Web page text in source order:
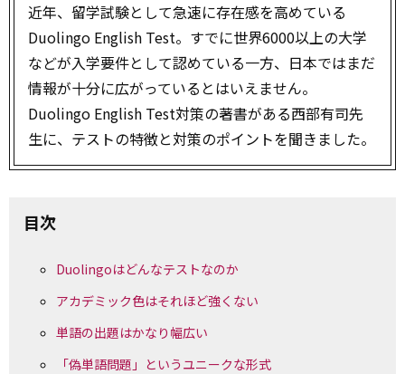
近年、留学試験として急速に存在感を高めている
Duolingo English Test。すでに世界6000以上の大学
などが入学要件として認めている一方、日本ではまだ
情報が十分に広がっているとはいえません。
Duolingo English Test対策の著書がある西部有司先
生に、テストの特徴と対策のポイントを聞きました。
目次
Duolingoはどんなテストなのか
アカデミック色はそれほど強くない
単語の出題はかなり幅広い
「偽単語問題」というユニークな形式